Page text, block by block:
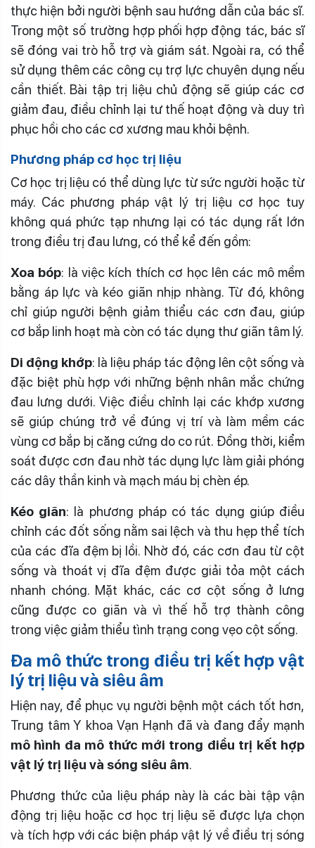
thực hiện bởi người bệnh sau hướng dẫn của bác sĩ.
Trong một số trường hợp phối hợp động tác, bác sĩ
sẽ đóng vai trò hỗ trợ và giám sát. Ngoài ra, có thể
sử dụng thêm các công cụ trợ lực chuyên dụng nếu
cần thiết. Bài tập trị liệu chủ động sẽ giúp các cơ
giảm đau, điều chỉnh lại tư thế hoạt động và duy trì
phục hồi cho các cơ xương mau khỏi bệnh.
Phương pháp cơ học trị liệu
Cơ học trị liệu có thể dùng lực từ sức người hoặc từ
máy. Các phương pháp vật lý trị liệu cơ học tuy
không quá phức tạp nhưng lại có tác dụng rất lớn
trong điều trị đau lưng, có thể kể đến gồm:
Xoa bóp: là việc kích thích cơ học lên các mô mềm
bằng áp lực và kéo giãn nhịp nhàng. Từ đó, không
chỉ giúp người bệnh giảm thiểu các cơn đau, giúp
cơ bắp linh hoạt mà còn có tác dụng thư giãn tâm lý.
Di động khớp: là liệu pháp tác động lên cột sống và
đặc biệt phù hợp với những bệnh nhân mắc chứng
đau lưng dưới. Việc điều chỉnh lại các khớp xương
sẽ giúp chúng trở về đúng vị trí và làm mềm các
vùng cơ bắp bị căng cứng do co rút. Đồng thời, kiểm
soát được cơn đau nhờ tác dụng lực làm giải phóng
các dây thần kinh và mạch máu bị chèn ép.
Kéo giãn: là phương pháp có tác dụng giúp điều
chỉnh các đốt sống nằm sai lệch và thu hẹp thể tích
của các đĩa đệm bị lồi. Nhờ đó, các cơn đau từ cột
sống và thoát vị đĩa đệm được giải tỏa một cách
nhanh chóng. Mặt khác, các cơ cột sống ở lưng
cũng được co giãn và vì thế hỗ trợ thành công
trong việc giảm thiểu tình trạng cong vẹo cột sống.
Đa mô thức trong điều trị kết hợp vật
lý trị liệu và siêu âm
Hiện nay, để phục vụ người bệnh một cách tốt hơn,
Trung tâm Y khoa Vạn Hạnh đã và đang đẩy mạnh
mô hình đa mô thức mới trong điều trị kết hợp
vật lý trị liệu và sóng siêu âm.
Phương thức của liệu pháp này là các bài tập vận
động trị liệu hoặc cơ học trị liệu sẽ được lựa chọn
và tích hợp với các biện pháp vật lý về điều trị sóng